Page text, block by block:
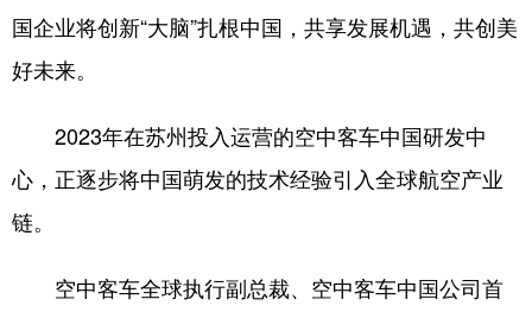
国企业将创新“大脑”扎根中国，共享发展机遇，共创美
好未来。
2023年在苏州投入运营的空中客车中国研发中
心，正逐步将中国萌发的技术经验引入全球航空产业
链。
空中客车全球执行副总裁、空中客车中国公司首